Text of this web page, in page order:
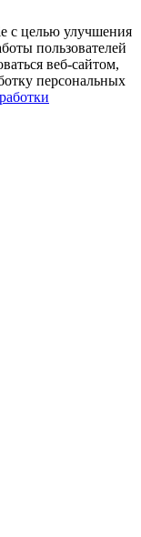
с целью улучшения
пользователей
веб-сайтом,
персональных